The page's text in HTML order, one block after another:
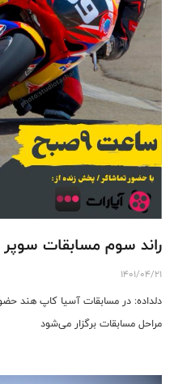
راند سوم مسابقات
1401/04/21
دلداده: در مسابقات آسیا کاپ هند
مراحل مسابقات برگزار می‌شود